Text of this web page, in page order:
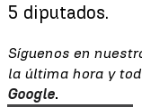
5 diputados.
Síguenos en
la última hora y
Google.